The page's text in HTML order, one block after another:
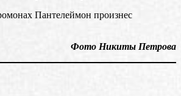
Пантелеймон произнес
Фото Никиты Петрова